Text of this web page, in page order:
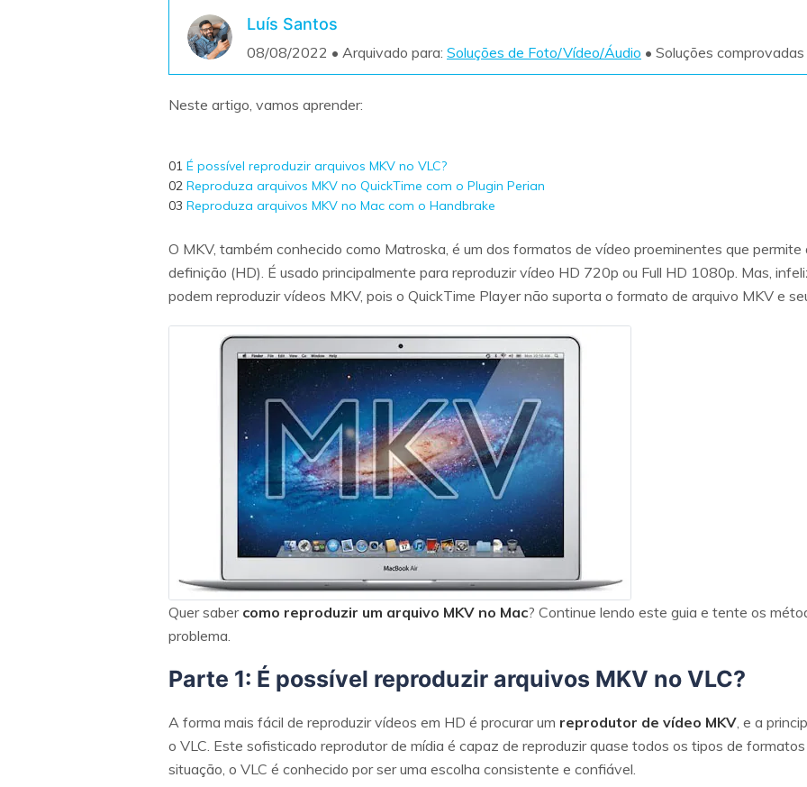
VERIFIQUE TODOS OS RECURSOS
Luís Santos
08/08/2022 • Arquivado para: Soluções de Foto/Vídeo/Áudio • Soluções comprovadas
Neste artigo, vamos aprender:
01 É possível reproduzir arquivos MKV no VLC?
02 Reproduza arquivos MKV no QuickTime com o Plugin Perian
03 Reproduza arquivos MKV no Mac com o Handbrake
O MKV, também conhecido como Matroska, é um dos formatos de vídeo proeminentes que
definição (HD). É usado principalmente para reproduzir vídeo HD 720p ou Full HD 1080p. Mas,
podem reproduzir vídeos MKV, pois o QuickTime Player não suporta o formato de arquivo MKV e
Quer saber como reproduzir um arquivo MKV no Mac? Continue lendo este guia e tente os
problema.
Parte 1: É possível reproduzir arquivos MKV no VLC?
A forma mais fácil de reproduzir vídeos em HD é procurar um reprodutor de vídeo MKV, e a
o VLC. Este sofisticado reprodutor de mídia é capaz de reproduzir quase todos os tipos de
situação, o VLC é conhecido por ser uma escolha consistente e confiável.